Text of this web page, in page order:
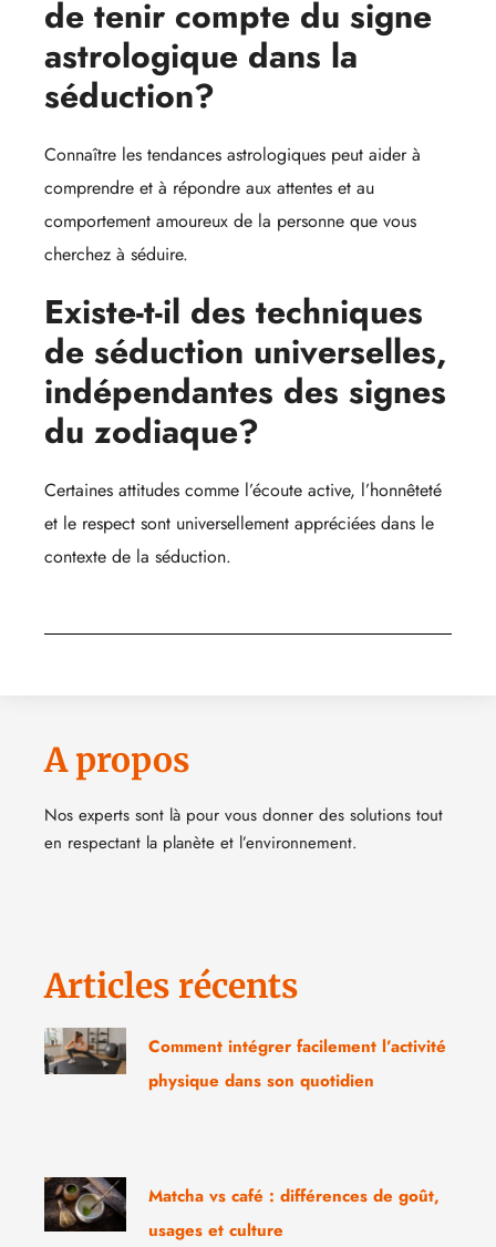
de tenir compte du signe
astrologique dans la
séduction?
Connaître les tendances astrologiques peut aider à
comprendre et à répondre aux attentes et au
comportement amoureux de la personne que vous
cherchez à séduire.
Existe-t-il des techniques
de séduction universelles,
indépendantes des signes
du zodiaque?
Certaines attitudes comme l’écoute active, l’honnêteté
et le respect sont universellement appréciées dans le
contexte de la séduction.
A propos
Nos experts sont là pour vous donner des solutions tout
en respectant la planète et l’environnement.
Articles récents
Comment intégrer facilement l’activité
physique dans son quotidien
Matcha vs café : différences de goût,
usages et culture